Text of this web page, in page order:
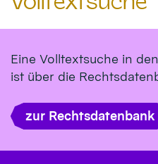
Eine Volltextsuche in
ist über die
zur Rechtsdatenbank